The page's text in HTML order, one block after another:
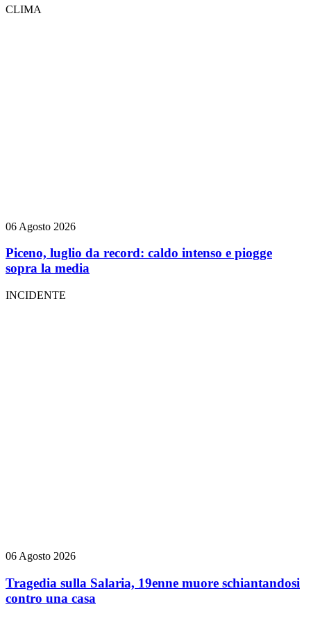
CLIMA
06 Agosto 2026
Piceno, luglio da record: caldo intenso e piogge
sopra la media
INCIDENTE
06 Agosto 2026
Tragedia sulla Salaria, 19enne muore schiantandosi
contro una casa